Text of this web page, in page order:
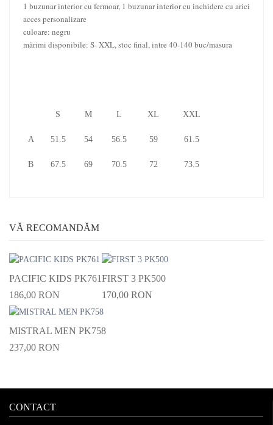
1 buzunar interior cu fermoar, 1 buzunar interior cu inchidere cu arici
acces personalizare
culoare: negru
mărimi disponibile: S- XXL, stoc final, intre 40-140 buc/masura
S M L XL XXL
A 51.5 54 56.5 59 61.5
B 67.5 69 70.5 72 73.5
VĂ RECOMANDĂM
PACIFIC KIDS PK761
186,00 RON
FIRST 3 PK500
170,00 RON
MISTRAL MEN PK758
237,00 RON
CONTACT